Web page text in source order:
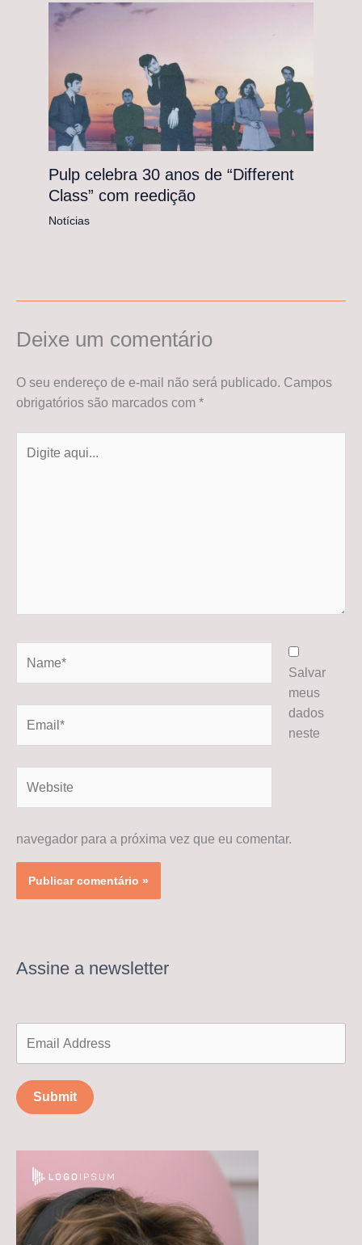
Pulp celebra 30 anos de “Different
Class” com reedição
Notícias
Deixe um comentário
O seu endereço de e-mail não será publicado. Campos
obrigatórios são marcados com *
aqui...
Salvar
meus
dados
neste
navegador para a próxima vez que eu comentar.
Assine a newsletter
Submit